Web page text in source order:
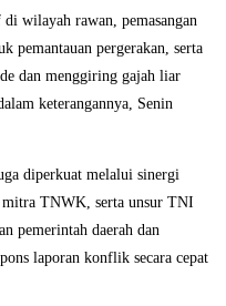
wilayah rawan, pemasangan
pemantauan pergerakan, serta
dan menggiring gajah liar
keterangannya, Senin
diperkuat melalui sinergi
TNWK, serta unsur TNI
pemerintah daerah dan
laporan konflik secara cepat